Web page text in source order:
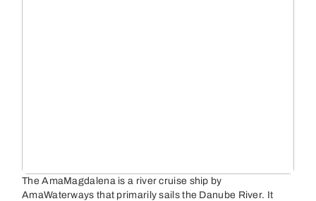
The AmaMagdalena is a river cruise ship by
AmaWaterways that primarily sails the Danube River. It